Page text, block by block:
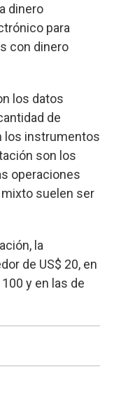
dinero
para
con dinero
los datos
de
los instrumentos
son los
operaciones
suelen ser
la
de US$ 20, en
y en las de